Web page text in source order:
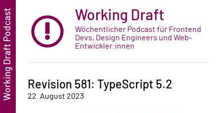
Working Draft
Wöchentlicher Podcast für Frontend
Devs, Design Engineers und Web-
Entwickler:innen
Revision 581: TypeScript 5.2
22. August 2023